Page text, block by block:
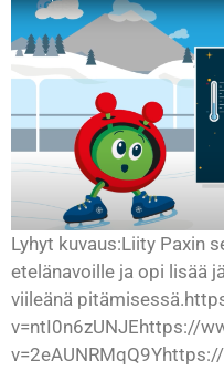
Lyhyt kuvaus:Liity Paxin
etelänavoille ja opi lisää
viileänä
v=ntI0n6zUNJEhttps://